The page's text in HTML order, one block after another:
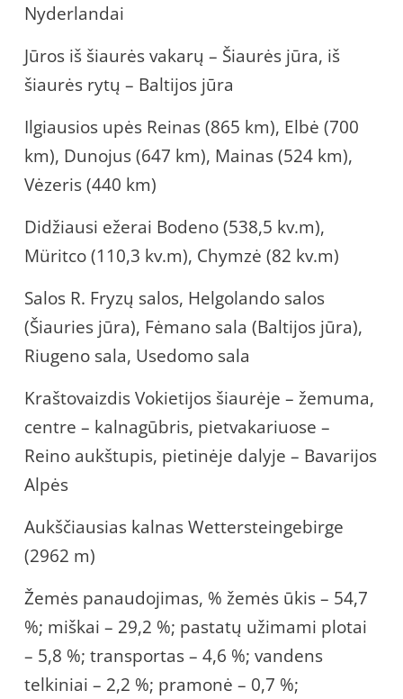
Nyderlandai
Jūros iš šiaurės vakarų – Šiaurės jūra, iš
šiaurės rytų – Baltijos jūra
Ilgiausios upės Reinas (865 km), Elbė (700
km), Dunojus (647 km), Mainas (524 km),
Vėzeris (440 km)
Didžiausi ežerai Bodeno (538,5 kv.m),
Müritco (110,3 kv.m), Chymzė (82 kv.m)
Salos R. Fryzų salos, Helgolando salos
(Šiauries jūra), Fėmano sala (Baltijos jūra),
Riugeno sala, Usedomo sala
Kraštovaizdis Vokietijos šiaurėje – žemuma,
centre – kalnagūbris, pietvakariuose –
Reino aukštupis, pietinėje dalyje – Bavarijos
Alpės
Aukščiausias kalnas Wettersteingebirge
(2962 m)
Žemės panaudojimas, % žemės ūkis – 54,7
%; miškai – 29,2 %; pastatų užimami plotai
– 5,8 %; transportas – 4,6 %; vandens
telkiniai – 2,2 %; pramonė – 0,7 %;